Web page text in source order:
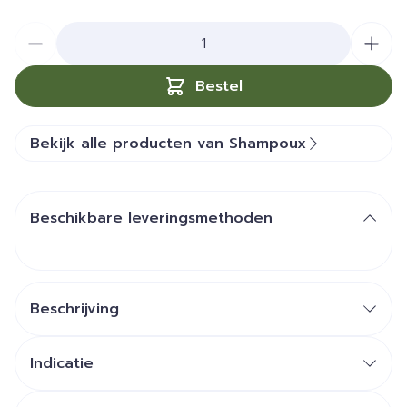
Bestel
Bekijk alle producten van Shampoux
Beschikbare leveringsmethoden
Beschrijving
Efficiënt in 15 min
Indicatie